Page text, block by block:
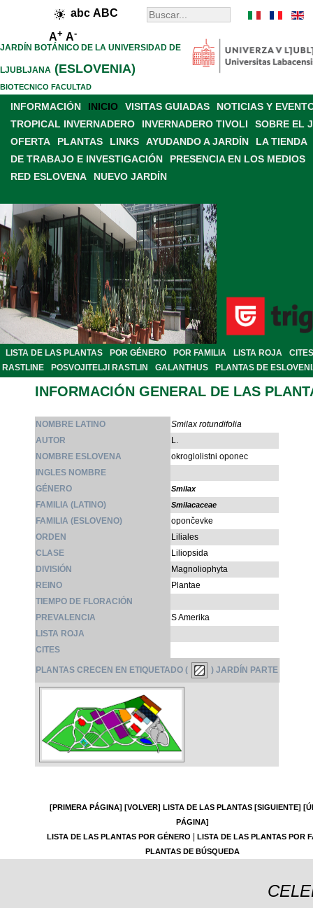
abc ABC
A+ A-
JARDÍN BOTÁNICO DE LA UNIVERSIDAD DE
LJUBLJANA (ESLOVENIA)
BIOTECNICO FACULTAD
INFORMACIÓN INICIO VISITAS GUIADAS
NOTICIAS Y
TROPICAL INVERNADERO
INVERNADERO TIVOLI
SOBRE EL
OFERTA
PLANTAS LINKS AYUDANDO A JARDÍN
LA TIENDA
DE TRABAJO E INVESTIGACIÓN
PRESENCIA EN LOS MEDIOS
RED ESLOVENA
NUEVO JARDÍN
LISTA DE LAS PLANTAS POR GÉNERO POR FAMILIA LISTA ROJA
CITES
RASTLINE
POSVOJITELJI RASTLIN GALANTHUS PLANTAS DE
INFORMACIÓN GENERAL DE LAS
NOMBRE LATINO
Smilax rotundifolia
AUTOR
L.
NOMBRE ESLOVENA
okroglolistni oponec
INGLES NOMBRE
GÉNERO
Smilax
FAMILIA (LATINO) Smilacaceae
FAMILIA (ESLOVENO)
opončevke
ORDEN
Liliales
CLASE
Liliopsida
DIVISIÓN
Magnoliophyta
REINO
Plantae
TIEMPO DE FLORACIÓN
PREVALENCIA
S Amerika
LISTA ROJA
CITES
PLANTAS CRECEN EN ETIQUETADO ( ) JARDÍN PARTE
[PRIMERA PÁGINA] [VOLVER] LISTA DE LAS PLANTAS [SIGUIENTE]
PÁGINA]
LISTA DE LAS PLANTAS POR GÉNERO
LISTA DE LAS PLANTAS POR
PLANTAS DE BÚSQUEDA